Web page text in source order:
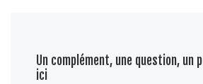
Un complément, une question, un
ici